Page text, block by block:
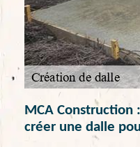
MCA
créer une dalle